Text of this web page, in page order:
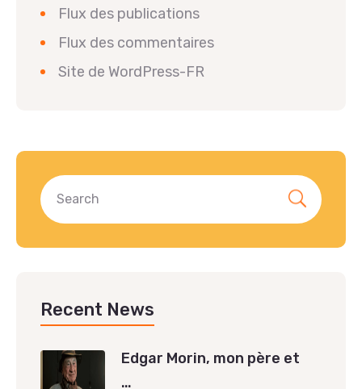
Flux des publications
Flux des commentaires
Site de WordPress-FR
Recent News
Edgar Morin, mon père et
…